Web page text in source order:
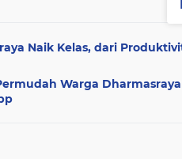
Naik Kelas, dari
Warga